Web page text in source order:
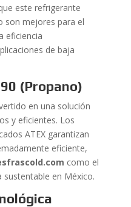
este refrigerante
son mejores para el
eficiencia
de baja
(Propano)
en una solución
y eficientes. Los
ATEX garantizan
eficiente,
como el
en México.